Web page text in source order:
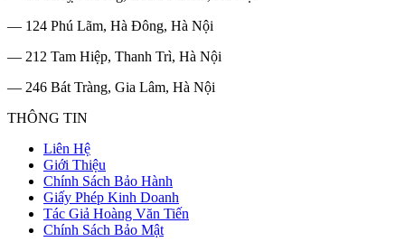
— 124 Phú Lãm, Hà Đông, Hà Nội
— 212 Tam Hiệp, Thanh Trì, Hà Nội
— 246 Bát Tràng, Gia Lâm, Hà Nội
THÔNG TIN
Liên Hệ
Giới Thiệu
Chính Sách Bảo Hành
Giấy Phép Kinh Doanh
Tác Giả Hoàng Văn Tiến
Chính Sách Bảo Mật